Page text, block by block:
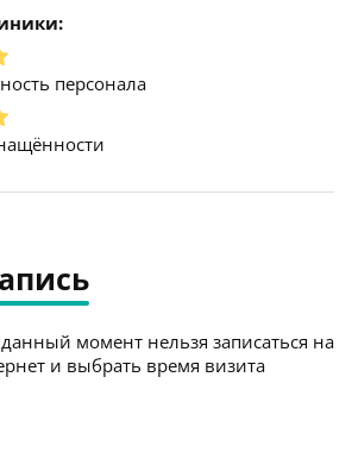
персонала
момент нельзя записаться на
и выбрать время визита